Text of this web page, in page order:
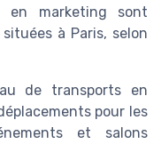
en marketing sont
à Paris, selon
de transports en
pour les
et salons